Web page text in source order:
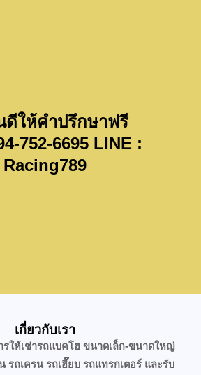
ดีให้คำปรึกษาฟรี
752-6695 LINE :
Racing789
เกี่ยวกับเรา
รให้เช่ารถแบคโฮ ขนาดเล็ก-ขนาดใหญ่
ถเครน รถเฮี๊ยบ รถแทรกเตอร์ และรับ